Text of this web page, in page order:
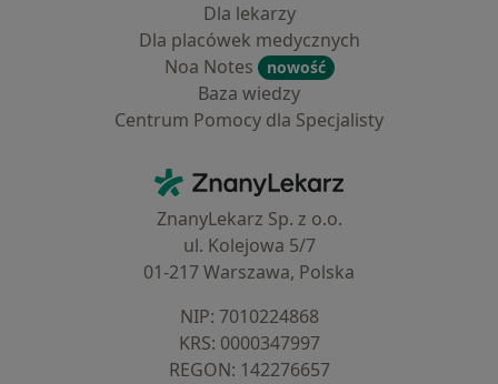
Dla lekarzy
Dla placówek medycznych
Noa Notes
nowość
Baza wiedzy
Centrum Pomocy dla Specjalisty
ZnanyLekarz - Strona główna
ZnanyLekarz Sp. z o.o.
ul. Kolejowa 5/7
01-217 Warszawa, Polska
NIP: ⁠7010224868
KRS: ⁠0000347997
REGON: ⁠142276657